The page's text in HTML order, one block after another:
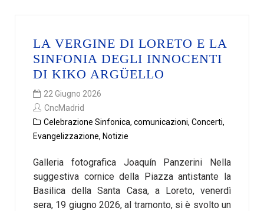
LA VERGINE DI LORETO E LA
SINFONIA DEGLI INNOCENTI
DI KIKO ARGÜELLO
22 Giugno 2026
CncMadrid
Celebrazione Sinfonica, comunicazioni, Concerti,
Evangelizzazione, Notizie
Galleria fotografica Joaquín Panzerini Nella
suggestiva cornice della Piazza antistante la
Basilica della Santa Casa, a Loreto, venerdì
sera, 19 giugno 2026, al tramonto, si è svolto un